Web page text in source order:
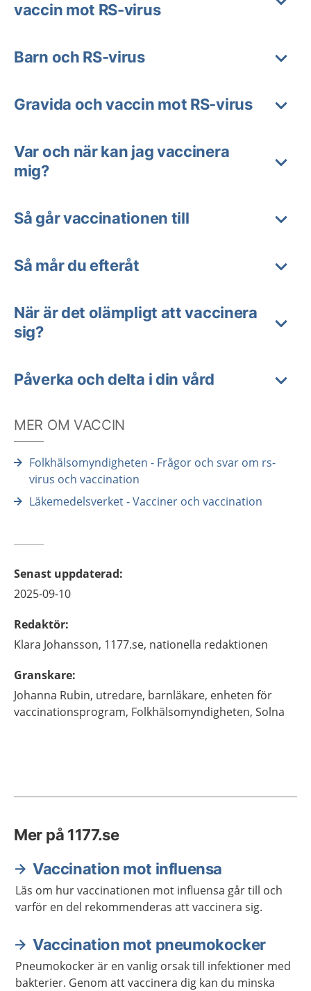
vaccin mot RS-virus
Barn och RS-virus
Gravida och vaccin mot RS-virus
Var och när kan jag vaccinera
mig?
Så går vaccinationen till
Så mår du efteråt
När är det olämpligt att vaccinera
sig?
Påverka och delta i din vård
MER OM VACCIN
Folkhälsomyndigheten - Frågor och svar om rs-
virus och vaccination
Läkemedelsverket - Vacciner och vaccination
Senast uppdaterad:
2025-09-10
Redaktör:
Klara Johansson, 1177.se, nationella redaktionen
Granskare:
Johanna Rubin, utredare, barnläkare, enheten för
vaccinationsprogram, Folkhälsomyndigheten, Solna
Mer på 1177.se
Vaccination mot influensa
Läs om hur vaccinationen mot influensa går till och
varför en del rekommenderas att vaccinera sig.
Vaccination mot pneumokocker
Pneumokocker är en vanlig orsak till infektioner med
bakterier. Genom att vaccinera dig kan du minska